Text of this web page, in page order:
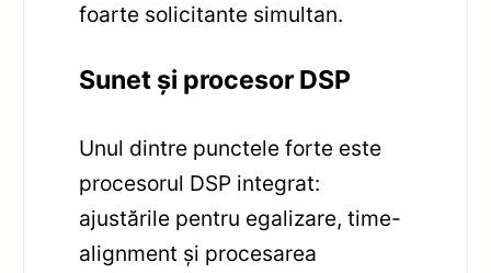
foarte solicitante simultan.
Sunet și procesor DSP
Unul dintre punctele forte este
procesorul DSP integrat:
ajustările pentru egalizare, time-
alignment și procesarea